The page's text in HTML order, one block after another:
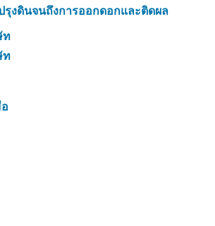
รุงดินจนถึงการออกดอกและติดผล
ท
ท